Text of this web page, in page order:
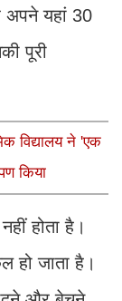
अपने यहां 30
पूरी
विद्यालय ने 'एक
किया
होता है।
हो जाता है।